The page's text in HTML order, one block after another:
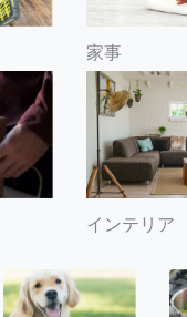
家事
インテリア